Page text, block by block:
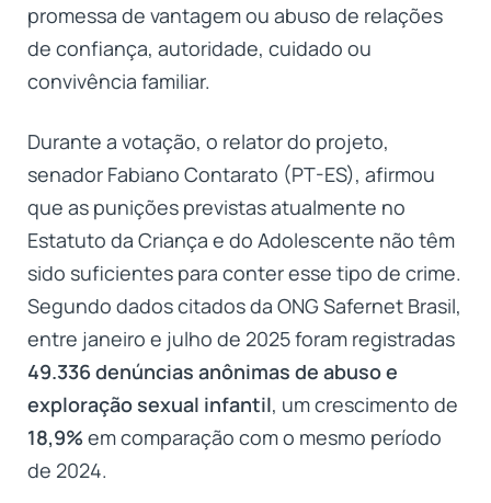
promessa de vantagem ou abuso de relações
de confiança, autoridade, cuidado ou
convivência familiar.
Durante a votação, o relator do projeto,
senador Fabiano Contarato (PT-ES), afirmou
que as punições previstas atualmente no
Estatuto da Criança e do Adolescente não têm
sido suficientes para conter esse tipo de crime.
Segundo dados citados da ONG Safernet Brasil,
entre janeiro e julho de 2025 foram registradas
49.336 denúncias anônimas de abuso e
exploração sexual infantil, um crescimento de
18,9% em comparação com o mesmo período
de 2024.